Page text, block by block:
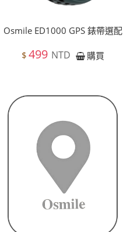
Osmile ED1000 GPS 錶帶選配
$ 499 NTD 購買